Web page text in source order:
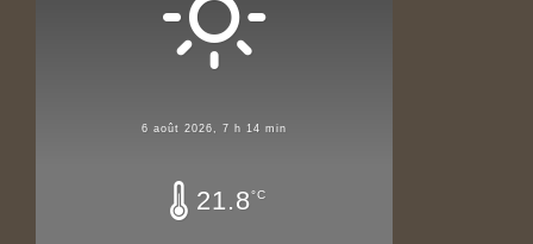
6 août 2026, 7 h 14 min
21.8°C